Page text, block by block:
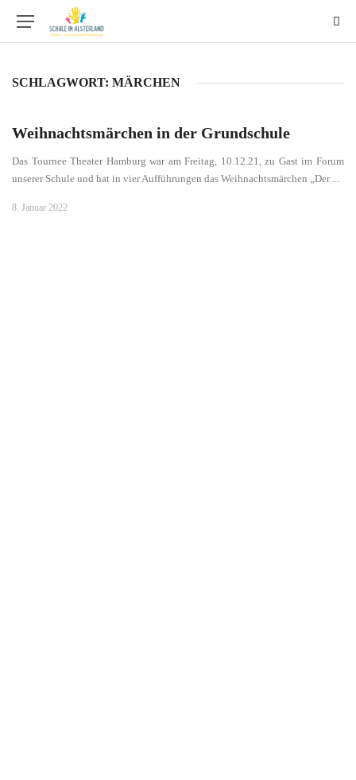
SCHLAGWORT: MÄRCHEN
Weihnachtsmärchen in der Grundschule
Das Tournee Theater Hamburg war am Freitag, 10.12.21, zu Gast im Forum
unserer Schule und hat in vier Aufführungen das Weihnachtsmärchen „Der ...
8. Januar 2022